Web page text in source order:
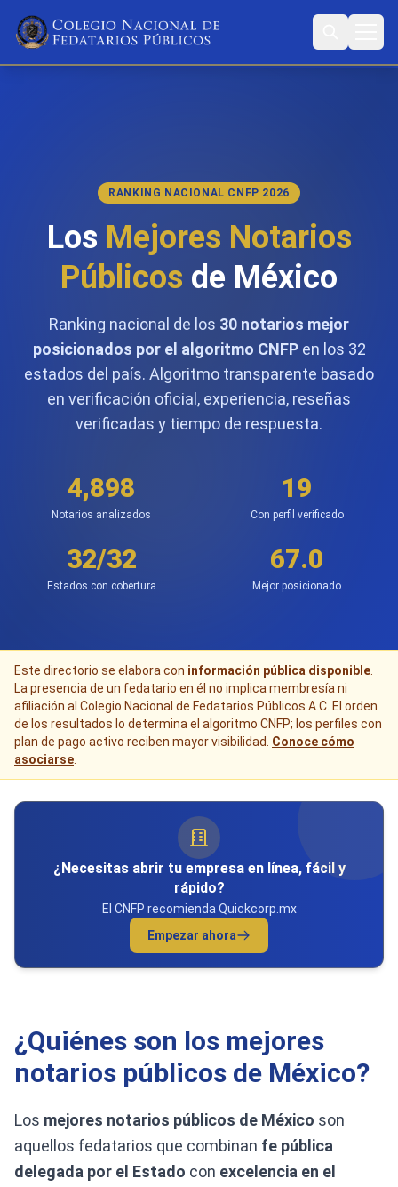
RANKING NACIONAL CNFP 2026
Los Mejores Notarios
Públicos de México
Ranking nacional de los 30 notarios mejor
posicionados por el algoritmo CNFPen los 32
estados del país. Algoritmo transparente basado
en verificación oficial, experiencia, reseñas
verificadas y tiempo de respuesta.
4,898
Notarios analizados
19
Con perfil verificado
32/32
Estados con cobertura
67.0
Mejor posicionado
Este directorio se elabora con información pública disponible
La presencia de un fedatario en él no implica membresía ni
afiliación al Colegio Nacional de Fedatarios Públicos A.C. El orden
de los resultados lo determina el algoritmo CNFP; los perfiles con
plan de pago activo reciben mayor visibilidad. Conoce cómo
asociarse
¿Necesitas abrir tu empresa en línea, fácil y
rápido?
El CNFP recomienda Quickcorp.mx
Empezar ahora
¿Quiénes son los mejores
notarios públicos de México?
Los mejores notarios públicos de México son
aquellos fedatarios que combinan fe pública
delegada por el Estado con excelencia en el